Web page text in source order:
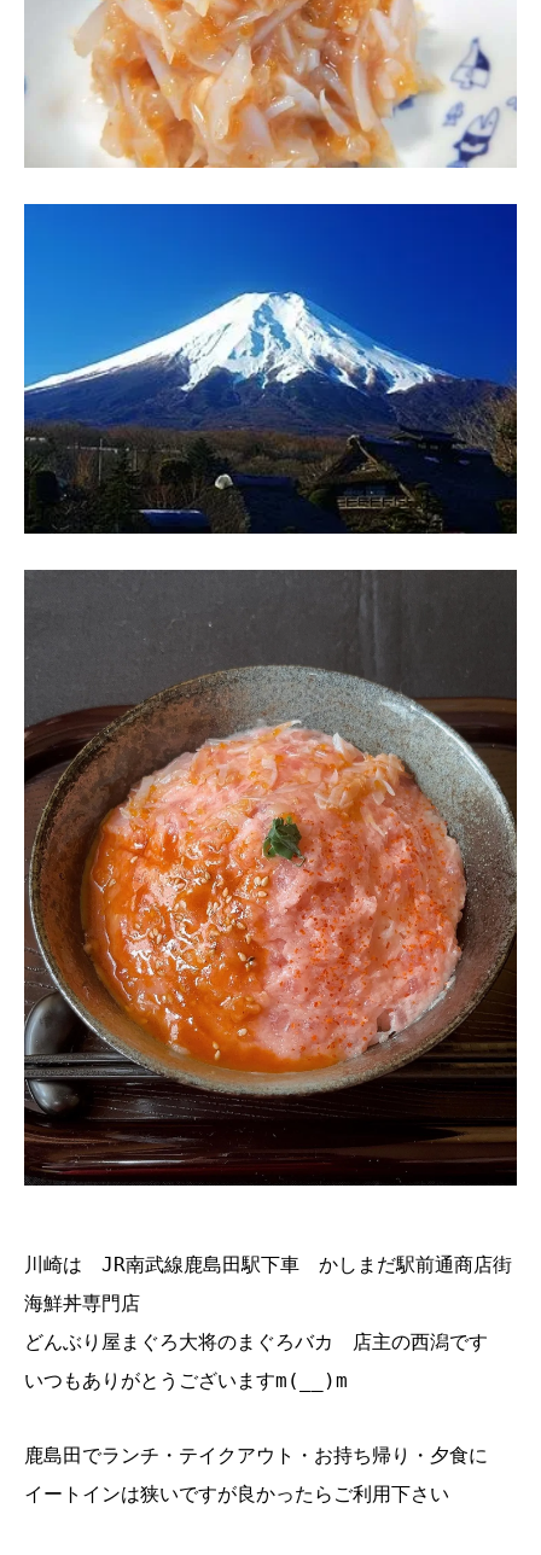
川崎は JR南武線鹿島田駅下車 かしまだ駅前通商店街
海鮮丼専門店
どんぶり屋まぐろ大将のまぐろバカ 店主の西潟です
いつもありがとうございますm(__)m
鹿島田でランチ・テイクアウト・お持ち帰り・夕食に
イートインは狭いですが良かったらご利用下さい